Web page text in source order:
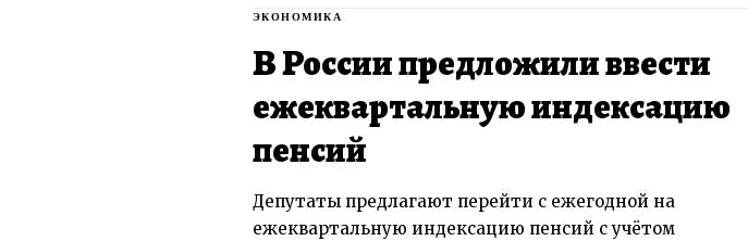
ЭКОНОМИКА
В России предложили ввести
ежеквартальную индексацию
пенсий
Депутаты предлагают перейти с ежегодной на
ежеквартальную индексацию пенсий с учётом